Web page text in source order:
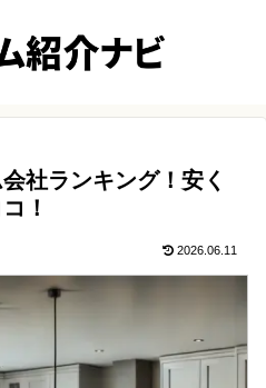
社ランキング！安く
！
2026.06.11